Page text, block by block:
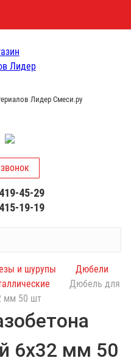
Лидер Смеси.ру
45-29
19-19
и шурупы
Дюбели
Дюбель для
мм 50 шт
6х32 мм 50